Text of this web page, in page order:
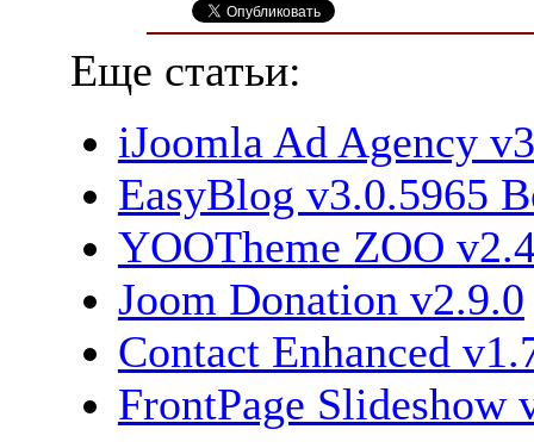
Еще статьи:
iJoomla Ad Agency
EasyBlog v3.0.5965
YOOTheme ZOO
Joom Donation v2.9.0
Contact Enhanced
FrontPage Slideshow